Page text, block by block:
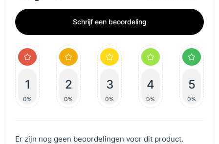
Schrijf een beoordeling
1
0%
2
0%
3
0%
4
0%
5
0%
Er zijn nog geen beoordelingen voor dit product.